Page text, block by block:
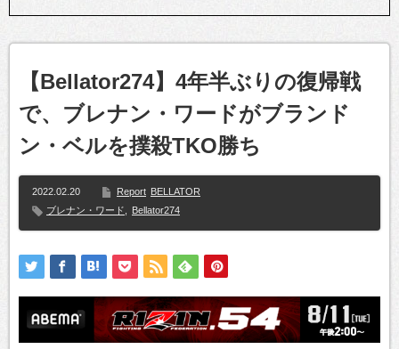
【Bellator274】4年半ぶりの復帰戦
で、ブレナン・ワードがブランド
ン・ベルを撲殺TKO勝ち
2022.02.20 Report BELLATOR
ブレナン・ワード
Bellator274